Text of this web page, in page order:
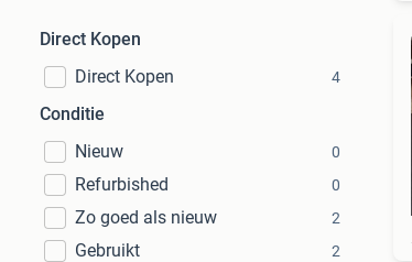
Direct Kopen
Direct Kopen
4
Conditie
Nieuw
0
Refurbished 0
Zo goed als nieuw 2
Gebruikt 2